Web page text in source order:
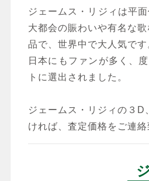
ジェームス・リジィ
LETS GET LOST AT
CONEY ISLAND
シルクスクリーン(3D)
ジェームス・リジィ
IT’S TIME TO BUY A
ジェームス・リジィは平
大都会の賑わいや有名な
品で、世界中で大人気です
日本にもファンが多く、
トに選出されました。
ジェームス・リジィの３
ければ、査定価格をご連絡